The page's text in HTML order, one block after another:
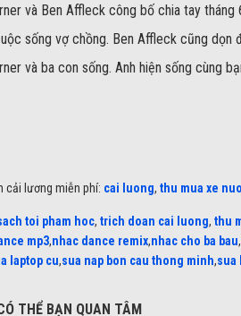
và Ben Affleck công bố chia tay
sống vợ chồng. Ben Affleck cũng dọn
và ba con sống. Anh hiện sống cùng
cải lương miễn phí: cai luong, thu mua xe
toi pham hoc, trich doan cai luong, thu
mp3,nhac dance remix,nhac cho ba bau,
laptop cu,sua nap bon cau thong minh,sua
THỂ BẠN QUAN TÂM